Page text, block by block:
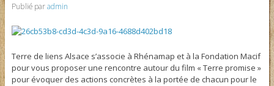
Publié paradmin
Terre de liens Alsace s’associe à Rhénamap et à la Fondation Macif
pour vous proposer une rencontre autour du film « Terre promise »
pour évoquer des actions concrètes à la portée de chacun pour le